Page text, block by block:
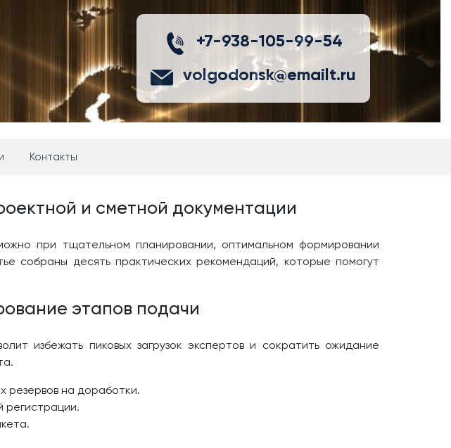
+7-938-105-99-54
volgodonsk@emailt.ru
Контакты
и сметной документации
при тщательном планировании, оптимальном формировании
собраны десять практических рекомендаций, которые помогут
этапов подачи
избежать пиковых загрузок экспертов и сократить ожидание
резервов на доработки.
регистрации.